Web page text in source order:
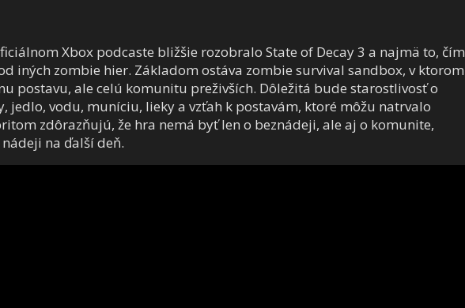
Xbox podcaste bližšie rozobralo State of Decay 3 a najmä to, čím
iných zombie hier. Základom ostáva zombie survival sandbox, v ktorom
postavu, ale celú komunitu preživších. Dôležitá bude starostlivosť o
jedlo, vodu, muníciu, lieky a vzťah k postavám, ktoré môžu natrvalo
zdôrazňujú, že hra nemá byť len o beznádeji, ale aj o komunite,
na ďalší deň.